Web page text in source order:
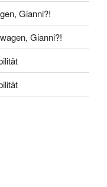
Gianni?!
Gianni?!